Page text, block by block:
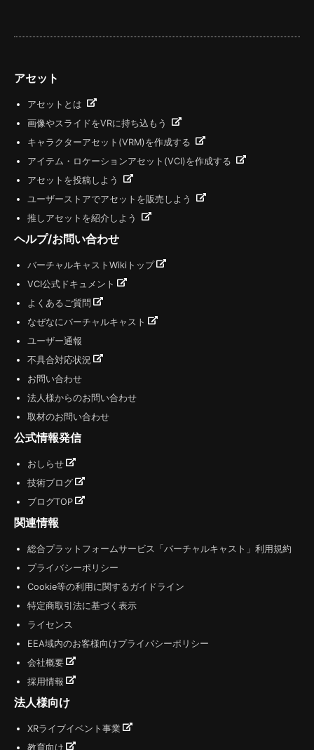
アセット
アセットとは
画像やスライドをVRに持ち込もう
キャラクターアセット(VRM)を作成する
アイテム・ロケーションアセット(VCI)を作成する
アセットを投稿しよう
ユーザーストアでアセットを販売しよう
推しアセットを紹介しよう
ヘルプ/お問い合わせ
バーチャルキャストWikiトップ
VCI公式ドキュメント
よくあるご質問
なぜなにバーチャルキャスト
ユーザー通報
不具合対応状況
お問い合わせ
法人様からのお問い合わせ
取材のお問い合わせ
公式情報発信
おしらせ
技術ブログ
ブログTOP
関連情報
総合プラットフォームサービス「バーチャルキャスト」利用規約
プライバシーポリシー
Cookie等の利用に関するガイドライン
特定商取引法に基づく表示
ライセンス
EEA域内のお客様向けプライバシーポリシー
会社概要
採用情報
法人様向け
XRライブイベント事業
教育向け